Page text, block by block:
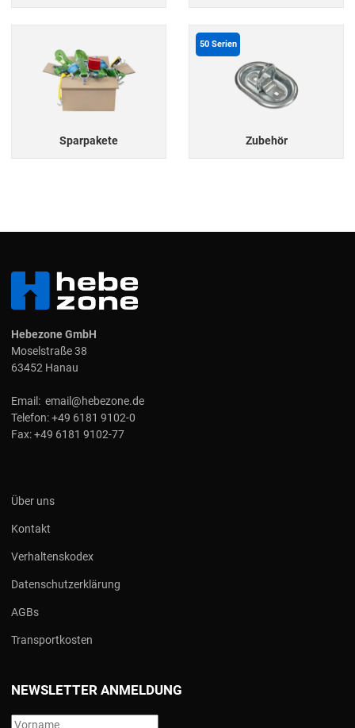
Sparpakete
50 Serien
Zubehör
Hebezone GmbH
Moselstraße 38
63452 Hanau
Email: email@hebezone.de
Telefon:+49 6181 9102-0
Fax:+49 6181 9102-77
Über uns
Kontakt
Verhaltenskodex
Datenschutzerklärung
AGBs
Transportkosten
NEWSLETTER ANMELDUNG